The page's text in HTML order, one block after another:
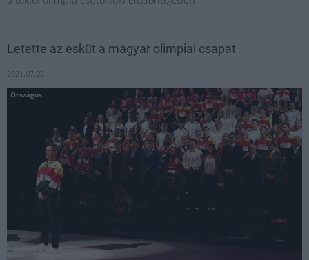
Letette az esküt a magyar olimpiai csapat
2021.07.02
Országos